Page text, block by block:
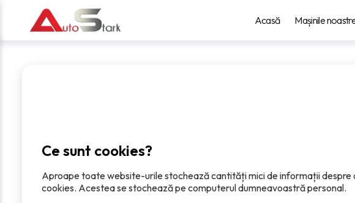
Acasă Mașinile
Ce sunt cookies?
Aproape toate website-urile stochează cantități mici de informații
cookies. Acestea se stochează pe computerul dumneavoastră personal.